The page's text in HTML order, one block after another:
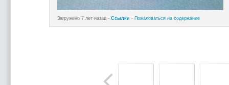
Загружено 7 лет назад - Ссылки - Пожаловаться на содержание